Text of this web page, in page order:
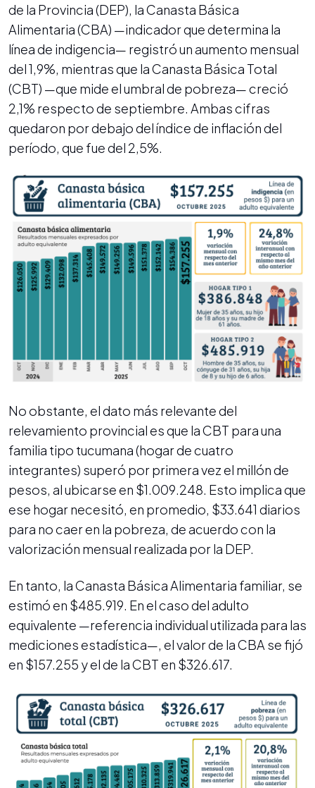
de la Provincia (DEP), la Canasta Básica
Alimentaria (CBA) —indicador que determina la
línea de indigencia— registró un aumento mensual
del 1,9%, mientras que la Canasta Básica Total
(CBT) —que mide el umbral de pobreza— creció
2,1% respecto de septiembre. Ambas cifras
quedaron por debajo del índice de inflación del
período, que fue del 2,5%.
No obstante, el dato más relevante del
relevamiento provincial es que la CBT para una
familia tipo tucumana (hogar de cuatro
integrantes) superó por primera vez el millón de
pesos, al ubicarse en $1.009.248. Esto implica que
ese hogar necesitó, en promedio, $33.641 diarios
para no caer en la pobreza, de acuerdo con la
valorización mensual realizada por la DEP.
En tanto, la Canasta Básica Alimentaria familiar, se
estimó en $485.919. En el caso del adulto
equivalente —referencia individual utilizada para las
mediciones estadística—, el valor de la CBA se fijó
en $157.255 y el de la CBT en $326.617.